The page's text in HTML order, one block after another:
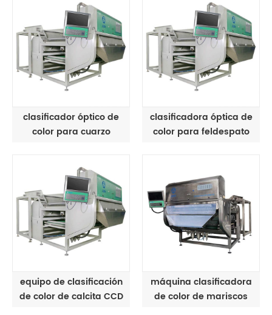
clasificador óptico de
color para cuarzo
clasificadora óptica de
color para feldespato
equipo de clasificación
de color de calcita CCD
máquina clasificadora
de color de mariscos